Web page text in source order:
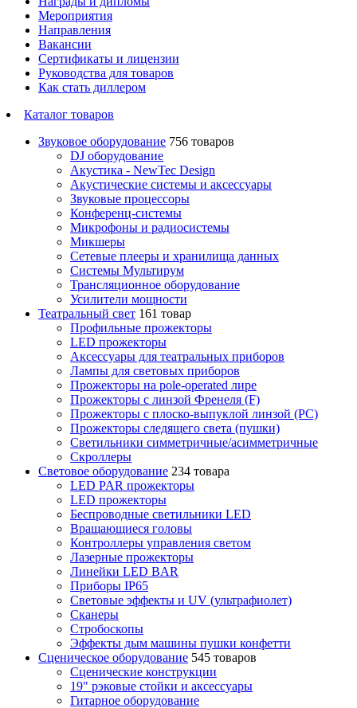
Мероприятия
Направления
Вакансии
Сертификаты и лицензии
Руководства для товаров
Как стать диллером
Каталог товаров
Звуковое оборудование 756 товаров
DJ оборудование
Акустика - NewTec Design
Акустические системы и аксессуары
Звуковые процессоры
Конференц-системы
Микрофоны и радиосистемы
Микшеры
Сетевые плееры и хранилища данных
Системы Мультирум
Трансляционное оборудование
Усилители мощности
Театральный свет 161 товар
Профильные прожекторы
LED прожекторы
Аксессуары для театральных приборов
Лампы для световых приборов
Прожекторы на pole-operated лире
Прожекторы с линзой Френеля (F)
Прожекторы с плоско-выпуклой линзой (PC)
Прожекторы следящего света (пушки)
Светильники симметричные/асимметричные
Скроллеры
Световое оборудование 234 товара
LED PAR прожекторы
LED прожекторы
Беспроводные светильники LED
Вращающиеся головы
Контроллеры управления светом
Лазерные прожекторы
Линейки LED BAR
Приборы IP65
Световые эффекты и UV (ультрафиолет)
Сканеры
Стробоскопы
Эффекты дым машины пушки конфетти
Сценическое оборудование 545 товаров
Сценические конструкции
19" рэковые стойки и аксесcуары
Гитарное оборудование